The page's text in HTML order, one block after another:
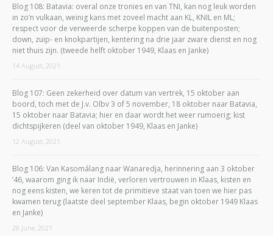
Blog 108: Batavia: overal onze tronies en van TNI, kan nog leuk worden
in zo’n vulkaan, weinig kans met zoveel macht aan KL, KNIL en ML;
respect voor de verweerde scherpe koppen van de buitenposten;
down, zuip- en knokpartijen, kentering na drie jaar zware dienst en nog
niet thuis zijn. (tweede helft oktober 1949, Klaas en Janke)
14 August, 2021
Blog 107: Geen zekerheid over datum van vertrek, 15 oktober aan
boord, toch met de J.v. Olbv 3 of 5 november, 18 oktober naar Batavia,
15 oktober naar Batavia; hier en daar wordt het weer rumoerig; kist
dichtspijkeren (deel van oktober 1949, Klaas en Janke)
12 August, 2021
Blog 106: Van Kasomálang naar Wanaredja, herinnering aan 3 oktober
’46, waarom ging ik naar Indië, verloren vertrouwen in Klaas, kisten en
nog eens kisten, we keren tot de primitieve staat van toen we hier pas
kwamen terug (laatste deel september Klaas, begin oktober 1949 Klaas
en Janke)
28 June, 2021